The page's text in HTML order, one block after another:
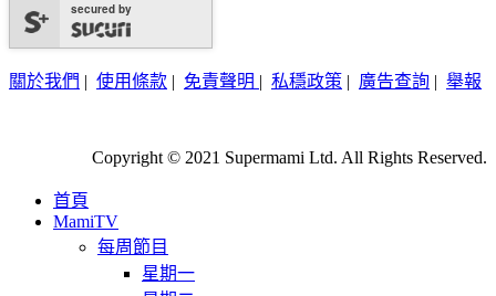
secured by
關於我們 | 使用條款 | 免責聲明 | 私穩政策 | 廣告查詢 | 舉報
Copyright © 2021 Supermami Ltd. All Rights Reserved.
首頁
MamiTV
每周節目
星期一